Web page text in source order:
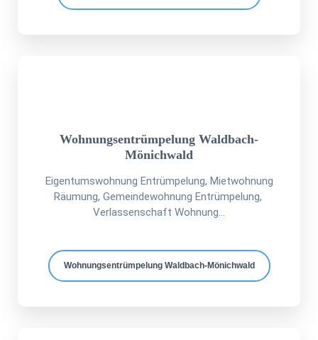
Wohnungsentrümpelung Waldbach-
Mönichwald
Eigentumswohnung Entrümpelung, Mietwohnung
Räumung, Gemeindewohnung Entrümpelung,
Verlassenschaft Wohnung...
Wohnungsentrümpelung Waldbach-Mönichwald